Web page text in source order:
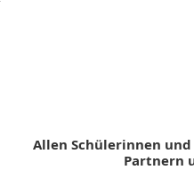
Allen Schülerinnen
Partnern